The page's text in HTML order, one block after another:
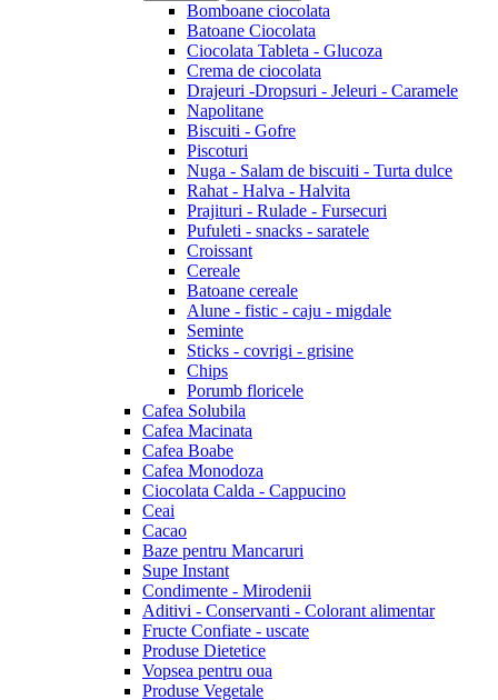
Bomboane ciocolata
Batoane Ciocolata
Ciocolata Tableta - Glucoza
Crema de ciocolata
Drajeuri -Dropsuri - Jeleuri - Caramele
Napolitane
Biscuiti - Gofre
Piscoturi
Nuga - Salam de biscuiti - Turta dulce
Rahat - Halva - Halvita
Prajituri - Rulade - Fursecuri
Pufuleti - snacks - saratele
Croissant
Cereale
Batoane cereale
Alune - fistic - caju - migdale
Seminte
Sticks - covrigi - grisine
Chips
Porumb floricele
Cafea Solubila
Cafea Macinata
Cafea Boabe
Cafea Monodoza
Ciocolata Calda - Cappucino
Ceai
Cacao
Baze pentru Mancaruri
Supe Instant
Condimente - Mirodenii
Aditivi - Conservanti - Colorant alimentar
Fructe Confiate - uscate
Produse Dietetice
Vopsea pentru oua
Produse Vegetale